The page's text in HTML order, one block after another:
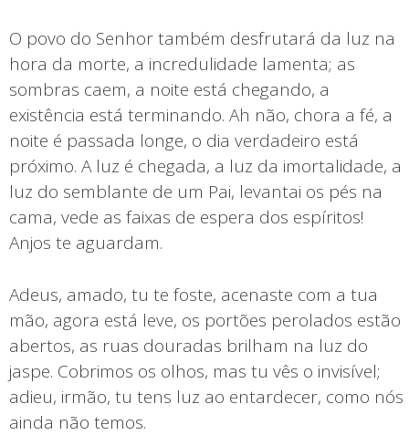
O povo do Senhor também desfrutará da luz na
hora da morte, a incredulidade lamenta; as
sombras caem, a noite está chegando, a
existência está terminando. Ah não, chora a fé, a
noite é passada longe, o dia verdadeiro está
próximo. A luz é chegada, a luz da imortalidade, a
luz do semblante de um Pai, levantai os pés na
cama, vede as faixas de espera dos espíritos!
Anjos te aguardam.
Adeus, amado, tu te foste, acenaste com a tua
mão, agora está leve, os portões perolados estão
abertos, as ruas douradas brilham na luz do
jaspe. Cobrimos os olhos, mas tu vês o invisível;
adieu, irmão, tu tens luz ao entardecer, como nós
ainda não temos.